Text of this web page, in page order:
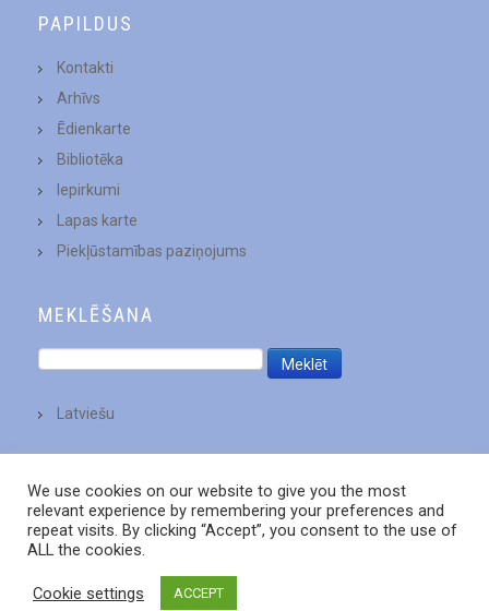
PAPILDUS
Kontakti
Arhīvs
Ēdienkarte
Bibliotēka
Iepirkumi
Lapas karte
Piekļūstamības paziņojums
MEKLĒŠANA
Latviešu
We use cookies on our website to give you the most
relevant experience by remembering your preferences and
repeat visits. By clicking “Accept”, you consent to the use of
ALL the cookies.
Cookie settings ACCEPT